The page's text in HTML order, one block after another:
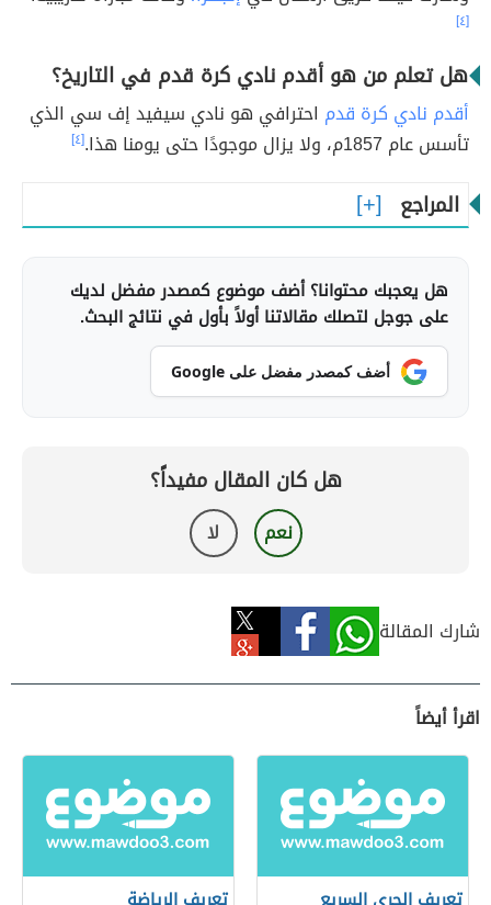
[٤]
هل تعلم من هو أقدم نادي كرة قدم في التاريخ؟
أقدم نادي كرة قدم احترافي هو نادي سيفيد إف سي الذي
تأسس عام 1857م، ولا يزال موجودًا حتى يومنا هذا.
[٤]
المراجع
هل يعجبك محتوانا؟ أضف موضوع كمصدر مفضل لديك
على جوجل لتصلك مقالاتنا أولاً بأول في نتائج البحث.
أضف كمصدر مفضل على Google
هل كان المقال مفيداً؟
نعم لا
شارك المقالة
اقرأ أيضاً